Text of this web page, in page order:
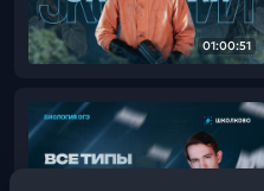
01:00:51